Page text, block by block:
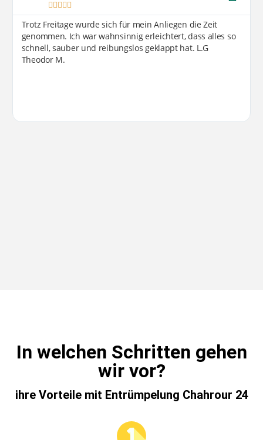
    
Trotz Freitage wurde sich für mein Anliegen die Zeit
genommen. Ich war wahnsinnig erleichtert, dass alles so
schnell, sauber und reibungslos geklappt hat. L.G
Theodor M.
In welchen Schritten gehen
wir vor?
ihre Vorteile mit Entrümpelung Chahrour 24